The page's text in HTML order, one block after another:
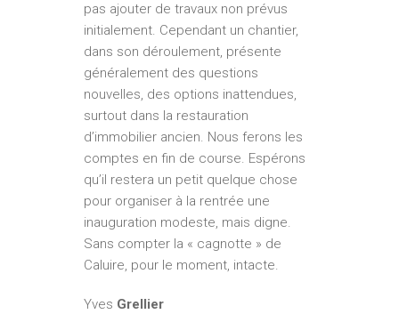
pas ajouter de travaux non prévus
initialement. Cependant un chantier,
dans son déroulement, présente
généralement des questions
nouvelles, des options inattendues,
surtout dans la restauration
d’immobilier ancien. Nous ferons les
comptes en fin de course. Espérons
qu’il restera un petit quelque chose
pour organiser à la rentrée une
inauguration modeste, mais digne.
Sans compter la « cagnotte » de
Caluire, pour le moment, intacte.
Yves Grellier